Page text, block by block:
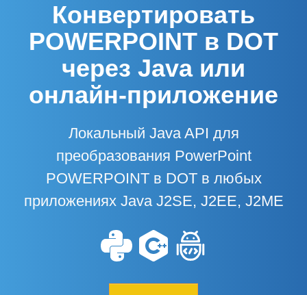
Конвертировать
POWERPOINT в DOT
через Java или
онлайн-приложение
Локальный Java API для
преобразования PowerPoint
POWERPOINT в DOT в любых
приложениях Java J2SE, J2EE, J2ME